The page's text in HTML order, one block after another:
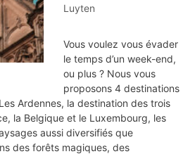
Luyten
Vous voulez vous évader
le temps d’un week-end,
ou plus ? Nous vous
proposons 4 destinations
Ardennes, la destination des trois
la Belgique et le Luxembourg, les
aussi diversifiés que
des forêts magiques, des